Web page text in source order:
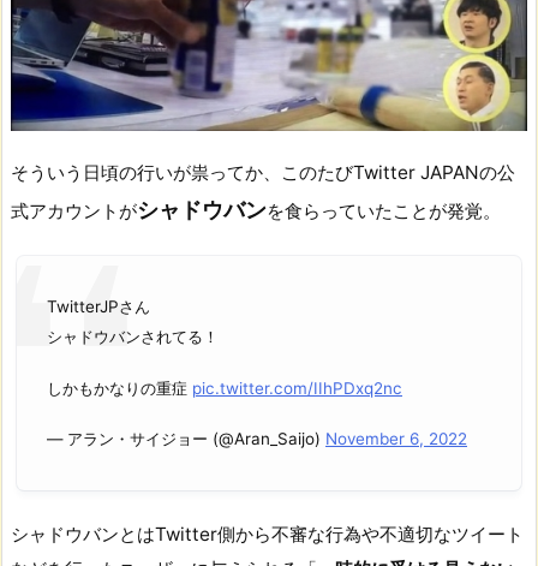
そういう日頃の行いが祟ってか、このたびTwitter JAPANの公
式アカウントがシャドウバンを食らっていたことが発覚。
TwitterJPさん
シャドウバンされてる！
しかもかなりの重症 pic.twitter.com/IIhPDxq2nc
— アラン・サイジョー (@Aran_Saijo) November 6, 2022
シャドウバンとはTwitter側から不審な行為や不適切なツイート